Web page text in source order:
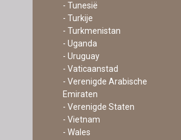
- Tunesië
- Turkije
- Turkmenistan
- Uganda
- Uruguay
- Vaticaanstad
- Verenigde Arabische
Emiraten
- Verenigde Staten
- Vietnam
- Wales